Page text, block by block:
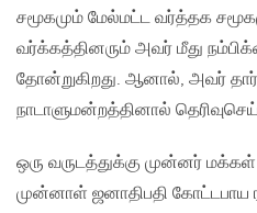
சமூகமும் மேல்மட்ட வர்த்தக
வர்க்கத்தினரும் அவர் மீது
தோன்றுகிறது. ஆனால், அவர்
நாடாளுமன்றத்தினால்
ஒரு வருடத்துக்கு முன்னர் மக்கள்
முன்னாள் ஜனாதிபதி கோட்டபாய